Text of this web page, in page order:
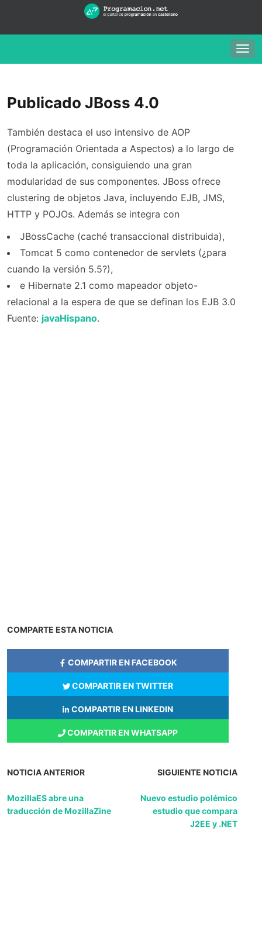
Publicado JBoss 4.0
También destaca el uso intensivo de AOP
(Programación Orientada a Aspectos) a lo largo de
toda la aplicación, consiguiendo una gran
modularidad de sus componentes. JBoss ofrece
clustering de objetos Java, incluyendo EJB, JMS,
HTTP y POJOs. Además se integra con
JBossCache (caché transaccional distribuida),
Tomcat 5 como contenedor de servlets (¿para
cuando la versión 5.5?),
e Hibernate 2.1 como mapeador objeto-
relacional a la espera de que se definan los EJB 3.0
Fuente: javaHispano.
COMPARTE ESTA NOTICIA
COMPARTIR EN FACEBOOK
COMPARTIR EN TWITTER
COMPARTIR EN LINKEDIN
COMPARTIR EN WHATSAPP
NOTICIA ANTERIOR
MozillaES abre una
traducción de MozillaZine
SIGUIENTE NOTICIA
Nuevo estudio polémico
estudio que compara
J2EE y .NET